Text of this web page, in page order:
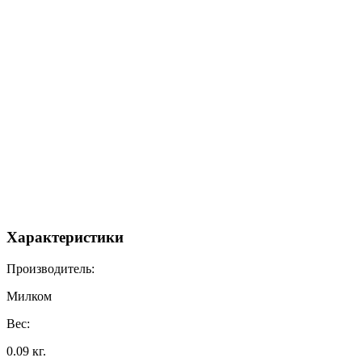
Характеристики
Производитель:
Милком
Вес:
0.09 кг.